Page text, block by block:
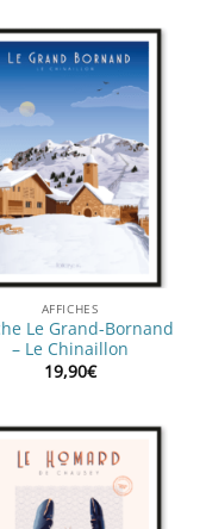
AFFICHES
Le Grand-Bornand
– Le Chinaillon
19,90€